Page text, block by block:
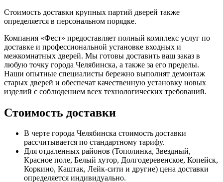
Стоимость доставки крупных партий дверей также
определяется в персональном порядке.
Компания «Фест» предоставляет полный комплекс услуг по
доставке и профессиональной установке входных и
межкомнатных дверей. Мы готовы доставить ваш заказ в
любую точку города Челябинска, а также за его пределы.
Наши опытные специалисты бережно выполнят демонтаж
старых дверей и обеспечат качественную установку новых
изделий с соблюдением всех технологических требований.
Стоимость доставки
В черте города Челябинска стоимость доставки
рассчитывается по стандартному тарифу.
Для отдаленных районов (Тополинка, Звездный,
Красное поле, Белый хутор, Долгодеревенское, Копейск,
Коркино, Каштак, Лейк-сити и другие) цена доставки
определяется индивидуально.